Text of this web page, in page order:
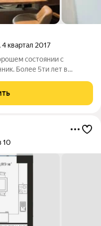
, 4 квартал 2017
состоянии с
Более 5ти лет в
10